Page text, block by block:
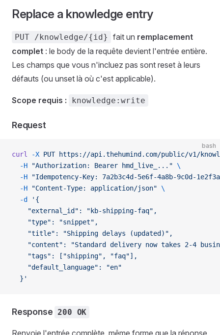
Replace a knowledge entry
PUT /knowledge/{id} fait un remplacement
complet : le body de la requête devient l'entrée entière.
Les champs que vous n'incluez pas sont reset à leurs
défauts (ou unset là où c'est applicable).
Scope requis : knowledge:write
Request
bash
curl -X PUT https://api.thehumind.com/public/v1/
  -H
"Authorization: Bearer hmd_live_..." \
  -H
"Idempotency-Key: 7a2b3c4d-5e6f-4a8b-9c0d-
  -H
"Content-Type: application/json" \
  -d
'{
    "external_id": "kb-shipping-faq",
    "type": "snippet",
    "title": "Shipping delays (updated)",
"content": "Standard delivery now takes 2-4
    "tags": ["shipping", "faq"],
    "default_language": "en"
  }'
Response 200 OK
Renvoie l'entrée complète, même forme que la réponse